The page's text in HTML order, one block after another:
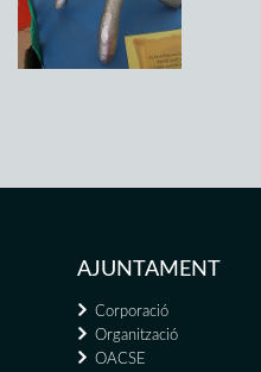
AJUNTAMENT
Corporació
Organització
OACSE